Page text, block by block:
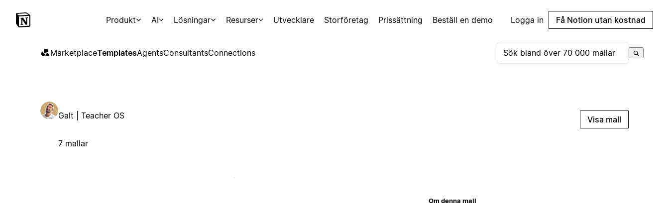
Produkt AI Lösningar Resurser Utvecklare Storföretag Prissättning Beställ en demo Logga in Få Notion utan kostnad
MarketplaceTemplatesAgentsConsultantsConnections
Galt | Teacher OS
7 mallar
Visa mall
Om denna mall